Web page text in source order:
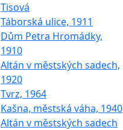
Tisová
Táborská ulice, 1911
Dům Petra Hromádky,
1910
Altán v městských sadech,
1920
Tvrz, 1964
Kašna, městská váha, 1940
Altán v městských sadech